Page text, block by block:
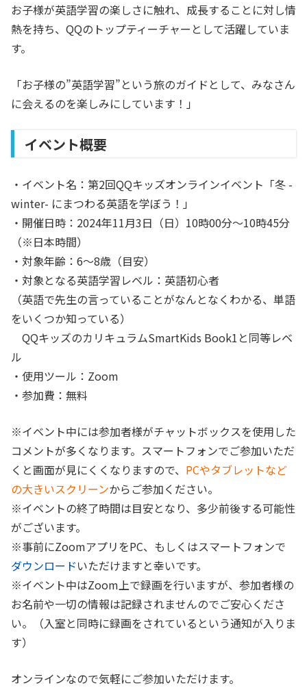
お子様が英語学習の楽しさに触れ、成長することに対し情
熱を持ち、QQのトップティーチャーとして活躍していま
す。
「お子様の”英語学習”という旅のガイドとして、みなさん
に会えるのを楽しみにしています！」
イベント概要
・イベント名： 第2回QQキッズオンラインイベント「冬 -
winter- にまつわる英語を学ぼう！ 」
・開催日時： 2024年11月3日（日）10時00分〜10時45分
（※日本時間）
・対象年齢： 6〜8歳（目安）
・対象となる英語学習レベル： 英語初心者
（英語で先生の言っていることがなんとなくわかる、単語
をいくつか知っている）
QQキッズのカリキュラムSmartKids Book1と同等レベ
ル
・使用ツール： Zoom
・参加費： 無料
※イベント中には参加者様がチャットボックスを使用した
コメントが多くなります。スマートフォンでご参加いただ
くと画面が見にくくなりますので、 PCやタブレットなど
の大きいスクリーンからご参加ください。
※イベントの終了時間は目安となり、多少前後する可能性
がございます。
※事前にZoomアプリをPC、もしくはスマートフォンで
ダウンロードいただけますと幸いです。
※イベント中はZoom上で録画を行いますが、参加者様の
お名前や一切の情報は記録されませんのでご安心くださ
い。（入室と同時に録画をされているという通知が入りま
す）
オンラインなので気軽にご参加いただけます。